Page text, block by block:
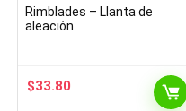
Rimblades – Llanta de
aleación
$33.80